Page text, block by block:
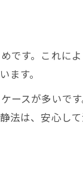
です。これに
す。
ースが多いで
法は、安心し